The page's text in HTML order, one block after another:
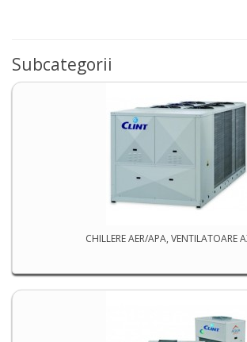
Subcategorii
CHILLERE AER/APA, VENTILATOARE